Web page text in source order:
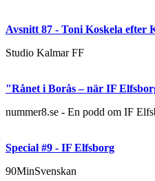
Avsnitt 87 - Toni Koskela efter
Studio Kalmar FF
"Rånet i Borås – när IF
nummer8.se - En podd om IF
Special #9 - IF Elfsborg
90MinSvenskan